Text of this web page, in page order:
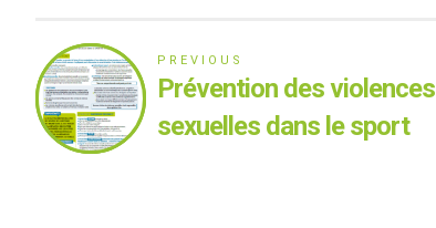
PREVIOUS
Prévention des violences
sexuelles dans le sport